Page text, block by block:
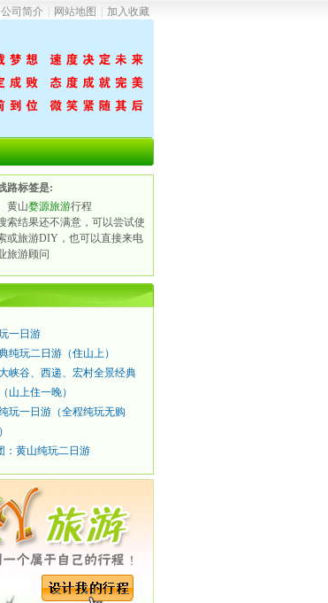
公司简介 网站地图 加入收藏
路标签是:
黄山婺源旅游行程
索结果还不满意，可以尝试使
或旅游DIY，也可以直接来电
旅游顾问
一日游
纯玩二日游（住山上）
峡谷、西递、宏村全景经典
山上住一晚）
玩一日游（全程纯玩无购
：黄山纯玩二日游